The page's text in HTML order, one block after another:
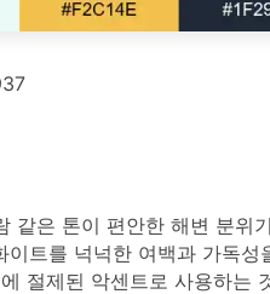
같은 톤이 편안한 해변 분위
트를 넉넉한 여백과 가독성
절제된 악센트로 사용하는